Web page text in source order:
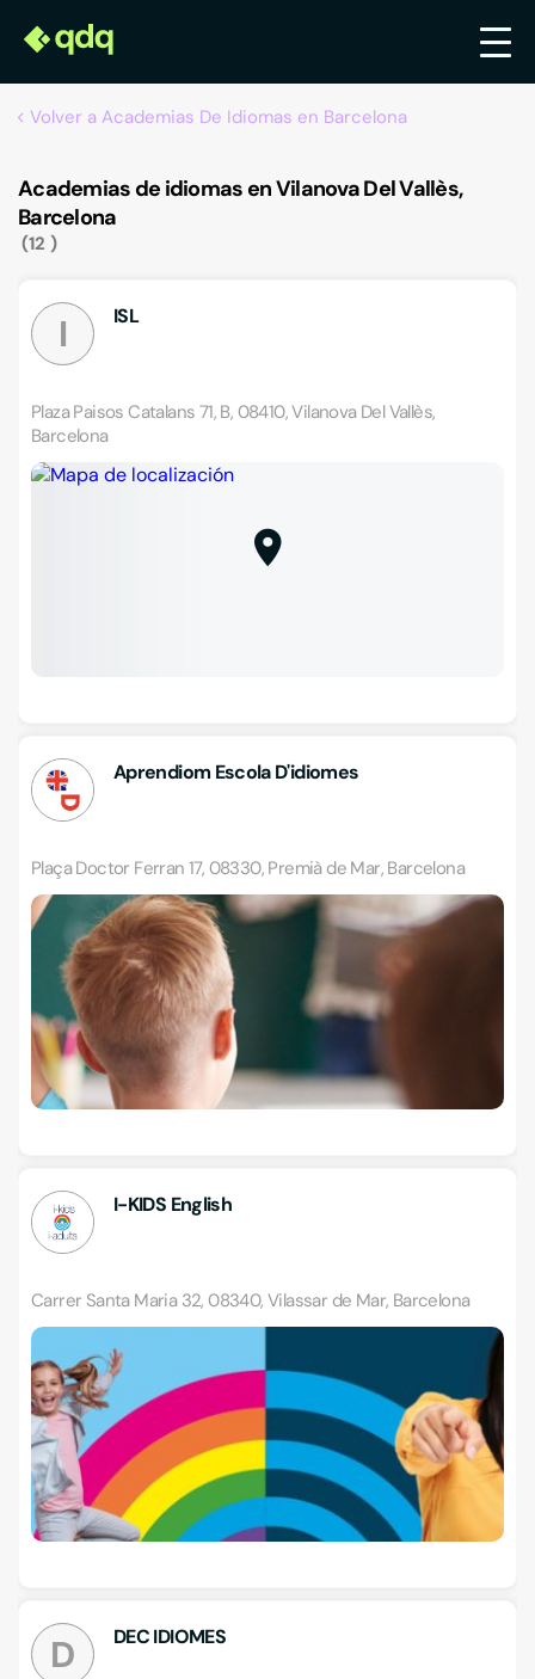
Volver a Academias De Idiomas en Barcelona
Academias de idiomas en Vilanova Del Vallès,
Barcelona
12
I ISL
Plaza Paisos Catalans 71, B, 08410, Vilanova Del Vallès,
Barcelona
Aprendiom Escola D'idiomes
Plaça Doctor Ferran 17, 08330, Premià de Mar, Barcelona
I-KIDS English
Carrer Santa Maria 32, 08340, Vilassar de Mar, Barcelona
D DEC IDIOMES